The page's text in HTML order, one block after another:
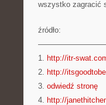
wszystko zagracić
źródło:
1. http://itr-
2. http://
3. odwiedź stronę
4. http://